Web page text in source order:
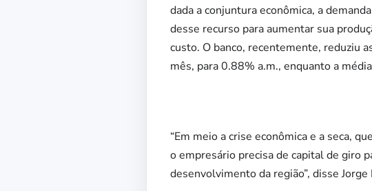
dada a conjuntura econômica, a
desse recurso para aumentar sua
custo. O banco, recentemente, reduziu
mês, para 0.88% a.m., enquanto a
“Em meio a crise econômica e a seca,
o empresário precisa de capital de giro
desenvolvimento da região”, disse Jorge